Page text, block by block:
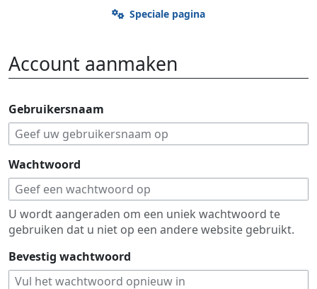
Speciale pagina
Account aanmaken
Gebruikersnaam
Wachtwoord
U wordt aangeraden om een uniek wachtwoord te
gebruiken dat u niet op een andere website gebruikt.
Bevestig wachtwoord